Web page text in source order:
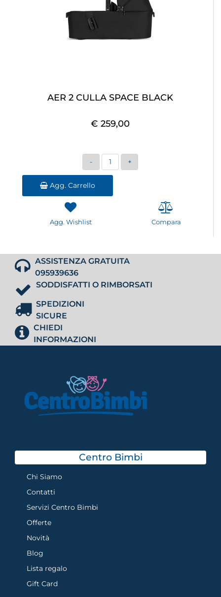
AER 2 CULLA SPACE BLACK
€ 259,00
Quantità
Agg. Carrello
Agg. Wishlist Compara
ASSISTENZA GRATUITA
095939636
SODDISFATTI O RIMBORSATI
SPEDIZIONI
SICURE
CHIEDI
INFORMAZIONI
Centro Bimbi
Chi Siamo
Contatti
Servizi Centro Bimbi
Offerte
Novità
Blog
Lista regalo
Gift Card